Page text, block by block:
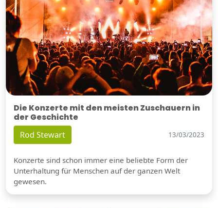
Die Konzerte mit den meisten Zuschauern in
der Geschichte
Rod Stewart 13/03/2023
Konzerte sind schon immer eine beliebte Form der
Unterhaltung für Menschen auf der ganzen Welt
gewesen.